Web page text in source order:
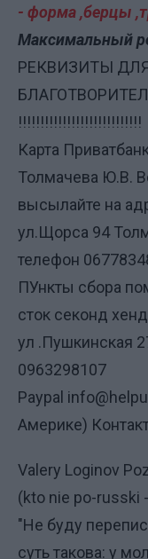
- форма ,берцы
Максимальный
РЕКВИЗИТЫ
!!!!!!!!!!!!!!!!!!!!!!!!!!!!
Карта
Толмачева Ю.В.
высылайте на
ул.Щорса 94
телефон
ПУнкты сбора
сток секонд
ул .Пушкинская
0963298107
Paypal
Америке)
Valery Loginov
(kto nie po-russki
"Не буду
суть такова: у